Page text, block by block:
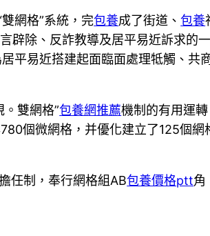
網格”系統，完包養成了街道、包養
辟除、反詐教導及居平易近訴求的
平易近搭建起面臨面處理牴觸、共
雙網格”包養網推薦機制的有用運
個微網格，并優化建立了125個網
任制，奉行網格組AB包養價格ptt角